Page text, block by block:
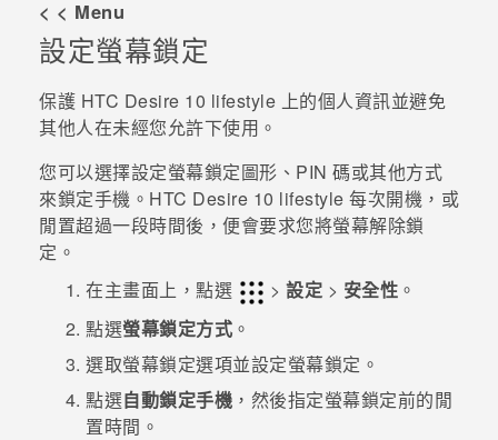
配件
優惠專區
焦點訊息
校園專案
企業採購
銷售門市
銷售通路
支援服務
VIVELAND
< < Menu
設定螢幕鎖定
保護 HTC Desire 10 lifestyle 上的個人資訊並避免
其他人在未經您允許下使用。
您可以選擇設定螢幕鎖定圖形、PIN 碼或其他方式
來鎖定手機。 HTC Desire 10 lifestyle 每次開機，或
閒置超過一段時間後，便會要求您將螢幕解除鎖
定。
在主畫面上，點選 > 設定 > 安全性 。
點選螢幕鎖定方式 。
選取螢幕鎖定選項並設定螢幕鎖定。
點選自動鎖定手機 ，然後指定螢幕鎖定前的閒
置時間。